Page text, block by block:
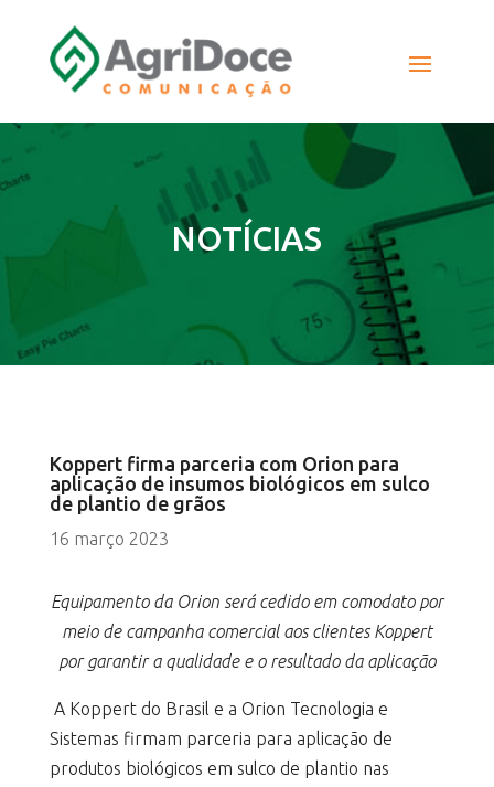
NOTÍCIAS
Koppert firma parceria com Orion para
aplicação de insumos biológicos em sulco
de plantio de grãos
16 março 2023
Equipamento da Orion será cedido em comodato por
meio de campanha comercial aos clientes Koppert
por garantir a qualidade e o resultado da aplicação
A Koppert do Brasil e a Orion Tecnologia e
Sistemas firmam parceria para aplicação de
produtos biológicos em sulco de plantio nas